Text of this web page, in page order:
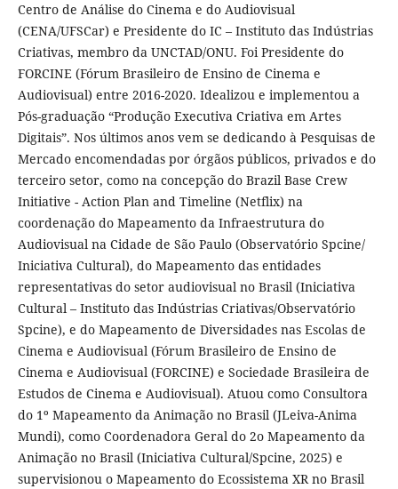
Centro de Análise do Cinema e do Audiovisual
(CENA/UFSCar) e Presidente do IC – Instituto das Indústrias
Criativas, membro da UNCTAD/ONU. Foi Presidente do
FORCINE (Fórum Brasileiro de Ensino de Cinema e
Audiovisual) entre 2016-2020. Idealizou e implementou a
Pós-graduação “Produção Executiva Criativa em Artes
Digitais”. Nos últimos anos vem se dedicando à Pesquisas de
Mercado encomendadas por órgãos públicos, privados e do
terceiro setor, como na concepção do Brazil Base Crew
Initiative - Action Plan and Timeline (Netflix) na
coordenação do Mapeamento da Infraestrutura do
Audiovisual na Cidade de São Paulo (Observatório Spcine/
Iniciativa Cultural), do Mapeamento das entidades
representativas do setor audiovisual no Brasil (Iniciativa
Cultural – Instituto das Indústrias Criativas/Observatório
Spcine), e do Mapeamento de Diversidades nas Escolas de
Cinema e Audiovisual (Fórum Brasileiro de Ensino de
Cinema e Audiovisual (FORCINE) e Sociedade Brasileira de
Estudos de Cinema e Audiovisual). Atuou como Consultora
do 1º Mapeamento da Animação no Brasil (JLeiva-Anima
Mundi), como Coordenadora Geral do 2o Mapeamento da
Animação no Brasil (Iniciativa Cultural/Spcine, 2025) e
supervisionou o Mapeamento do Ecossistema XR no Brasil